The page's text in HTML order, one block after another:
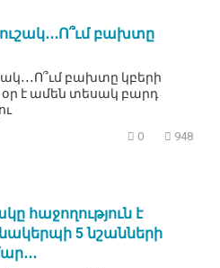
բախտը
բախտը կբերի
է ամեն տեսակ բարդ
0 948
հաջողություն է
5 նշանների